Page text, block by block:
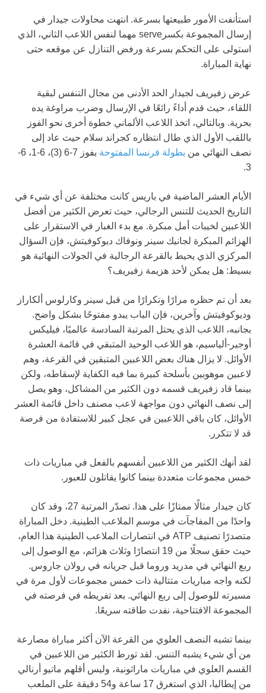
استأنفت الأمور طبيعتها بسرعة. انتهت محاولات جيدار في
إرسال المجموعة بكسرserve مهما لنفس اللاعب الثاني، الذي
استولى على التحكم بسرعة ورفض التنازل عن موقعه حتى
نهاية المباراة.
عرض زفيريف لجيدار الحد الأدنى من مجال التنفس لبقية
اللقاء، حيث قدم أداءً رائعًا في الإرسال وضرب مراوغة يده
بحرية. وبالتالي، اتخذ اللاعب الألماني خطوة أخرى نحو الفوز
باللقب الأول الذي طال انتظاره كجراند سلام حيث عاد إلى
نصف النهائي من بطولة فرنسا المفتوحة
بفوز 7-6 (3)، 6-1، 6-
3.
الأيام العشر الماضية في باريس كانت مختلفة عن أي شيء في
التاريخ الحديث للتنس الرجالي، حيث تعرض الكثير من أفضل
اللاعبين لخيبات أمل مبكرة. مع بدء الغبار في الاستقرار على
الهزائم المبكرة لجانيك سينر ونوفاك ديوكوفيتش، فإن السؤال
المركزي الذي يحيط بالقرعة الرجالية في الجولات النهائية هو
بسيط: هل يمكن لأحد هزيمة زفيريف؟
بعد أن تم حظره مرارًا وتكرارًا من قبل سينر وكارلوس ألكاراز
وديوكوفيتش وآخرين، فإن الباب يبدو مفتوحًا بشكل واضح.
بجانبه، اللاعب الذي يحتل المرتبة السادسة عالميًا، فيليكس
أوجير-ألياسيم، هو اللاعب الوحيد المتبقي في قائمة العشرة
الأوائل. لا يزال هناك بعض اللاعبين المتبقين في القرعة، وهم
لاعبين موهوبين بأسلحة كبيرة بما فيه الكفاية لإسقاطه، ولكن
بينما قاد زفيريف قسمه دون الكثير من المشاكل، وهو يصل
إلى نصف النهائي دون مواجهة لاعب مصنف داخل قائمة العشر
الأوائل، كان باقي اللاعبين في عجل كبير للاستفادة من فرصة
قد لا تتكرر.
لقد أنهك الكثير من اللاعبين أنفسهم بالفعل في مباريات ذات
خمس مجموعات متعددة بينما كانوا يقاتلون للعبور.
كان جيدار مثالًا ممتازًا على هذا. تصدّر المرتبة 27، وقد كان
واحدًا من المفاجآت في موسم الملاعب الطينية. دخل المباراة
متصدرًا تصنيف ATP في انتصارات الملاعب الطينية هذا العام،
حيث حقق سجلًا من 19 انتصارًا وثلاث هزائم، مع الوصول إلى
ربع النهائي في مدريد وروما قبل جريانه في رولان جاروس.
لكنه واجه مباريات متتالية ذات خمس مجموعات لأول مرة في
مسيرته للوصول إلى ربع النهائي. بعد تفريطه في فرصته في
المجموعة الافتتاحية، نفدت طاقته سريعًا.
بينما تشبه النصف العلوي من القرعة الآن أكثر مباراة مصارعة
من أي شيء يشبه التنس. لقد تورط الكثير من اللاعبين في
القسم العلوي في مباريات ماراثونية، وليس أقلهم ماتيو أرنالي
من إيطاليا، الذي استغرق 17 ساعة و54 دقيقة على الملعب